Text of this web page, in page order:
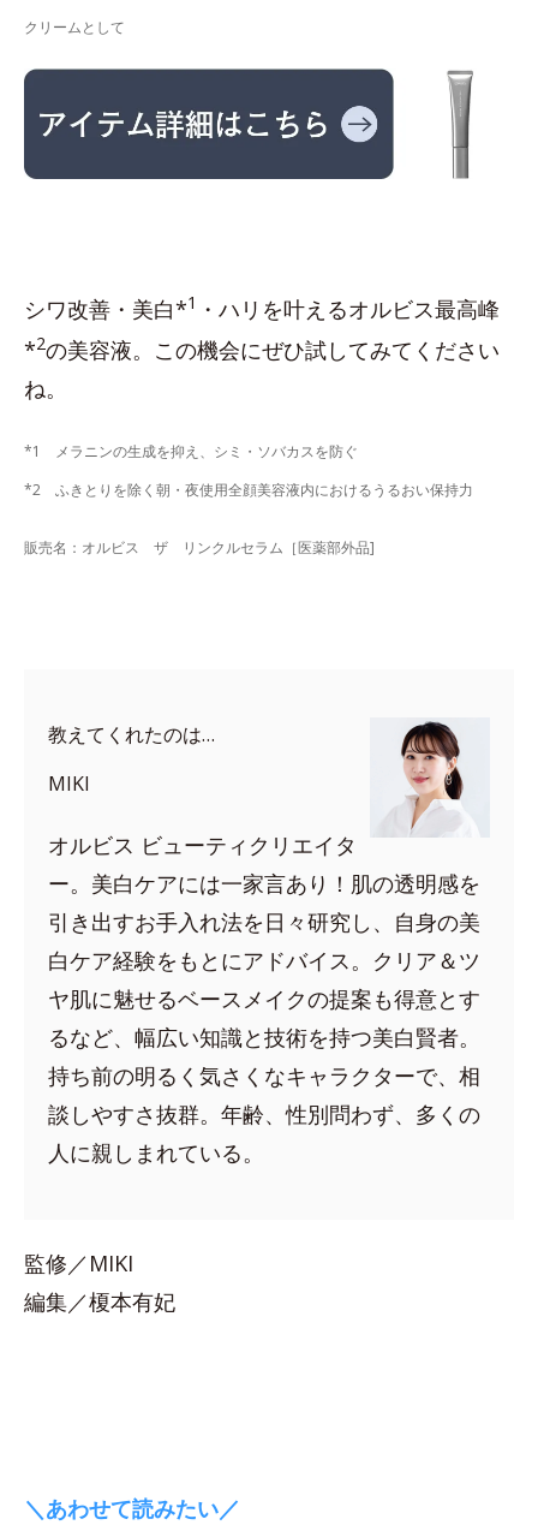
クリームとして
シワ改善・美白*1 ・ハリを叶えるオルビス最高峰
*2の美容液。この機会にぜひ試してみてください
ね。
*1 メラニンの生成を抑え、シミ・ソバカスを防ぐ
*2 ふきとりを除く朝・夜使用全顔美容液内におけるうるおい保持力
販売名：オルビス ザ リンクルセラム［医薬部外品]
教えてくれたのは…
MIKI
オルビス ビューティクリエイタ
ー。美白ケアには一家言あり！肌の透明感を
引き出すお手入れ法を日々研究し、自身の美
白ケア経験をもとにアドバイス。クリア＆ツ
ヤ肌に魅せるベースメイクの提案も得意とす
るなど、幅広い知識と技術を持つ美白賢者。
持ち前の明るく気さくなキャラクターで、相
談しやすさ抜群。年齢、性別問わず、多くの
人に親しまれている。
監修／MIKI
編集／榎本有妃
＼あわせて読みたい／